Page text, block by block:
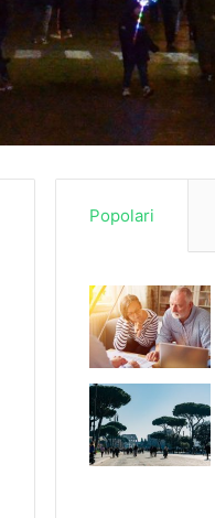
Popolari